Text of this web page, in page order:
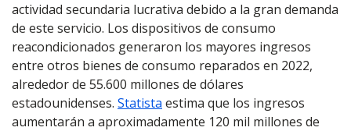
actividad secundaria lucrativa debido a la gran demanda
de este servicio. Los dispositivos de consumo
reacondicionados generaron los mayores ingresos
entre otros bienes de consumo reparados en 2022,
alrededor de 55.600 millones de dólares
estadounidenses. Statista estima que los ingresos
aumentarán a aproximadamente 120 mil millones de